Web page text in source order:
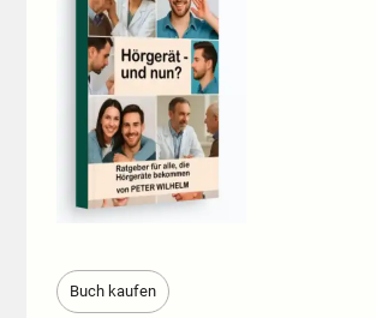
Buch kaufen